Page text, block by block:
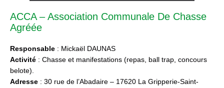
ACCA – Association Communale De Chasse
Agréée
Responsable : Mickaël DAUNAS
Activité : Chasse et manifestations (repas, ball trap, concours
belote).
Adresse : 30 rue de l’Abadaire – 17620 La Gripperie-Saint-